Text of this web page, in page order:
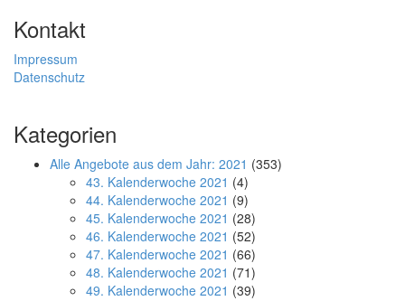
Kontakt
Impressum
Datenschutz
Kategorien
Alle Angebote aus dem Jahr: 2021 (353)
43. Kalenderwoche 2021 (4)
44. Kalenderwoche 2021 (9)
45. Kalenderwoche 2021 (28)
46. Kalenderwoche 2021 (52)
47. Kalenderwoche 2021 (66)
48. Kalenderwoche 2021 (71)
49. Kalenderwoche 2021 (39)